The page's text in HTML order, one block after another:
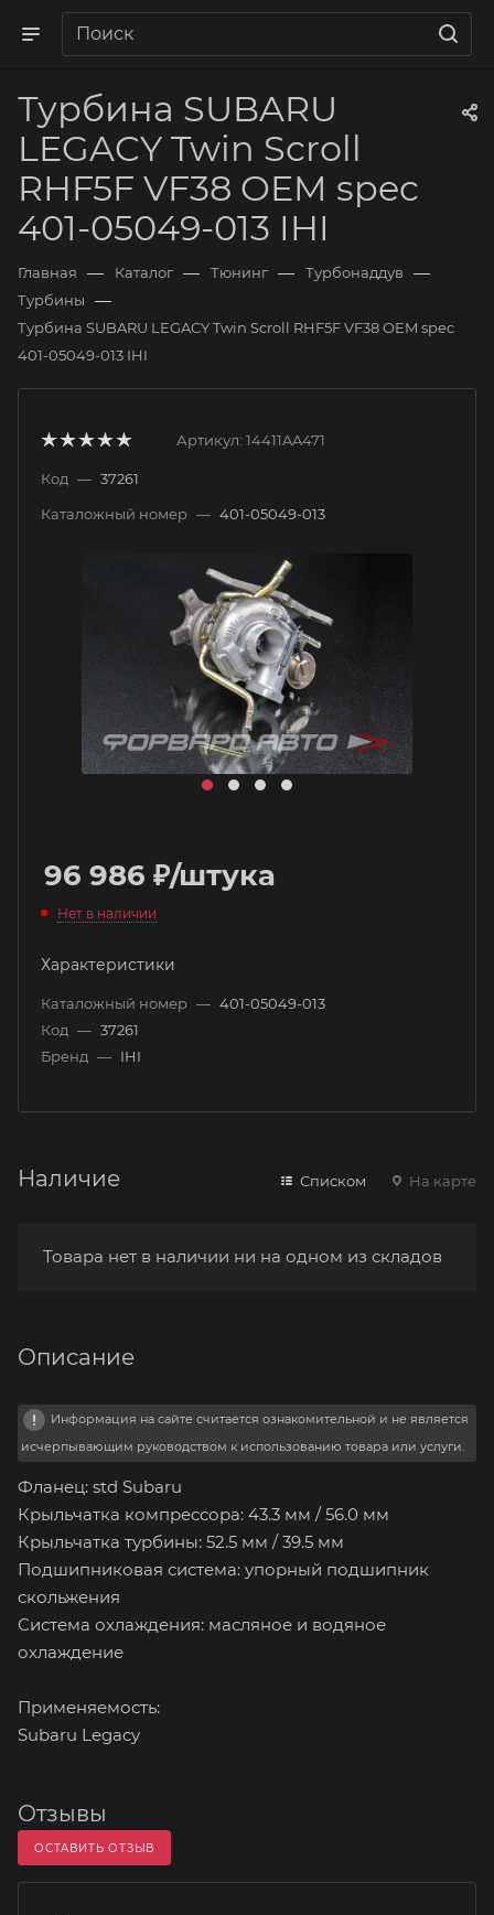
Турбина SUBARU
LEGACY Twin Scroll
RHF5F VF38 OEM spec
401-05049-013 IHI
Главная — Каталог — Тюнинг — Турбонаддув —
Турбины —
Турбина SUBARU LEGACY Twin Scroll RHF5F VF38 OEM spec
401-05049-013 IHI
Артикул: 14411AA471
Код — 37261
Каталожный номер — 401-05049-013
96 986 ₽/штука
Нет в наличии
Характеристики
Каталожный номер — 401-05049-013
Код — 37261
Бренд — IHI
Наличие Списком На карте
Товара нет в наличии ни на одном из складов
Описание
Информация на сайте считается ознакомительной и не является
исчерпывающим руководством к использованию товара или услуги.
Фланец: std Subaru
Крыльчатка компрессора: 43.3 мм / 56.0 мм
Крыльчатка турбины: 52.5 мм / 39.5 мм
Подшипниковая система: упорный подшипник
скольжения
Система охлаждения: масляное и водяное
охлаждение
Применяемость:
Subaru Legacy
Отзывы
ОСТАВИТЬ ОТЗЫВ